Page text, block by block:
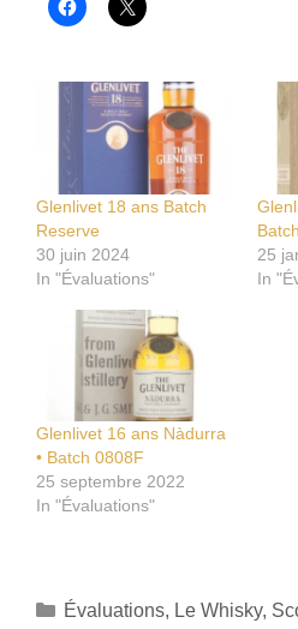
Glenlivet 18 ans Batch
Reserve
30 juin 2024
In "Évaluations"
25
In
Glenlivet 16 ans Nàdurra
• Batch 0808F
25 septembre 2022
In "Évaluations"
Catégories
Évaluations, Le Whisky,